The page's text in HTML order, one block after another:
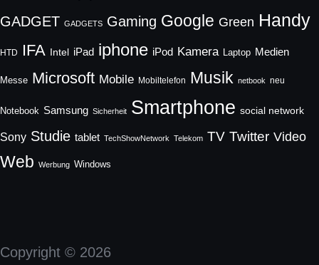
GADGET GADGETS Gaming Google Green Handy
HTD IFA Intel iPad iphone iPod Kamera Laptop Medien
Messe Microsoft Mobile Mobiltelefon Musik netbook neu
Notebook Samsung Sicherheit Smartphone social network
Sony Studie tablet TechShowNetwork Telekom TV Twitter Video
Web Werbung Windows
Copyright © 2026